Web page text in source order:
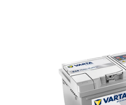
STANIČNÍ BATERIE
BATERIOVÉ BOXY